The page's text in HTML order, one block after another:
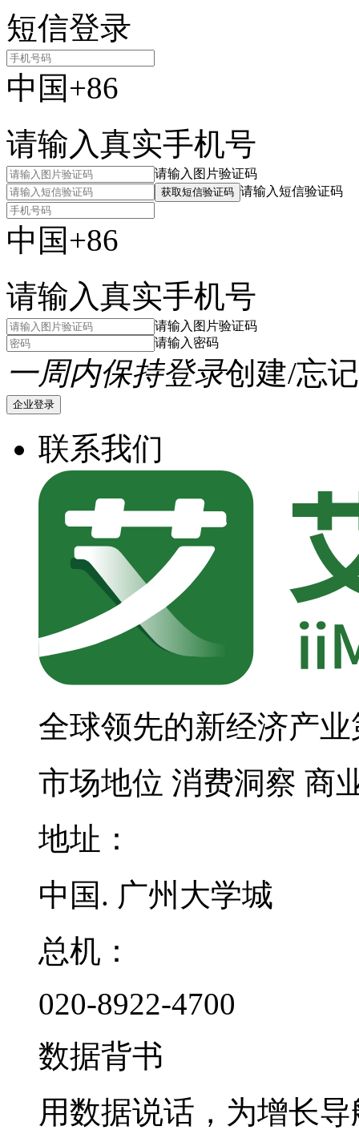
短信登录
中国+86
请输入真实手机号
请输入图片验证码
获取短信验证码 请输入短信验证码
中国+86
请输入真实手机号
请输入图片验证码
请输入密码
一周内保持登录创建/忘
企业登录
联系我们
全球领先的新经济产
市场地位 消费洞察 商
地址：
中国. 广州大学城
总机：
020-8922-4700
数据背书
用数据说话，为增长导